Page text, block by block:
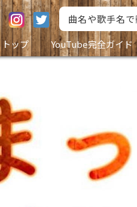
トップ
YouTube完全ガイド